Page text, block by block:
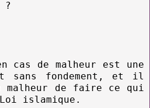
?
cas de malheur est une
sans fondement, et il
malheur de faire ce qui
islamique.